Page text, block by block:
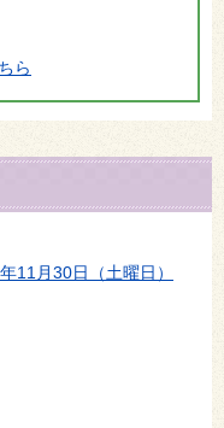
ら
11月30日（土曜日）